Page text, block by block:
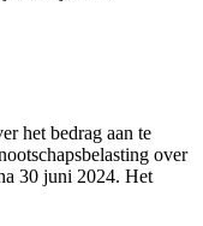
het bedrag aan te
over
30 juni 2024. Het